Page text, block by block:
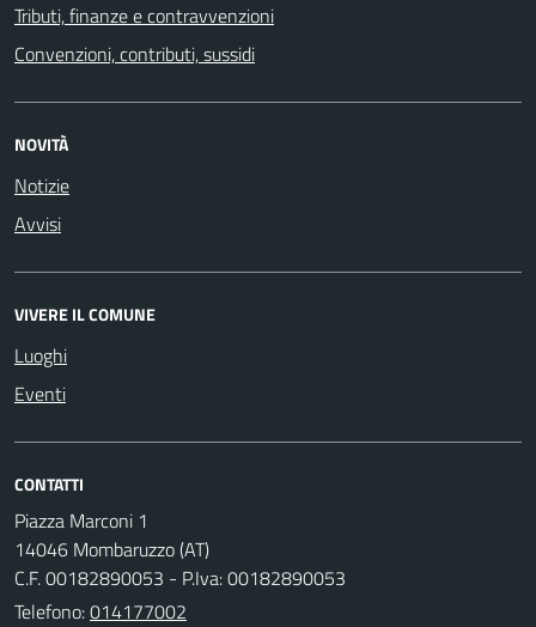
Tributi, finanze e contravvenzioni
Convenzioni, contributi, sussidi
NOVITÀ
Notizie
Avvisi
VIVERE IL COMUNE
Luoghi
Eventi
CONTATTI
Piazza Marconi 1
14046 Mombaruzzo (AT)
C.F. 00182890053 - P.Iva: 00182890053
Telefono:014177002